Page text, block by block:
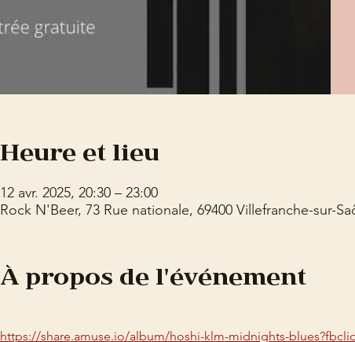
Heure et lieu
12 avr. 2025, 20:30 – 23:00
Rock N'Beer, 73 Rue nationale, 69400 Villefranche-sur-
À propos de l'événement
https://share.amuse.io/album/hoshi-klm-midnights-